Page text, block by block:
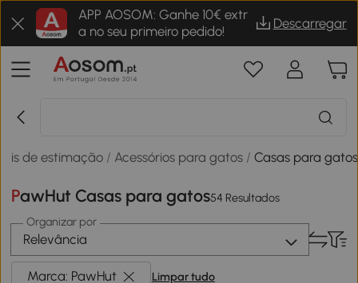
APP AOSOM: Ganhe 10€ extr
a no seu primeiro pedido!
Descarregar
de estimação / Acessórios para gatos /Casas para gatos
PawHut Casas para gatos54 Resultados
Organizar por
Relevância
Marca: PawHut Limpar tudo